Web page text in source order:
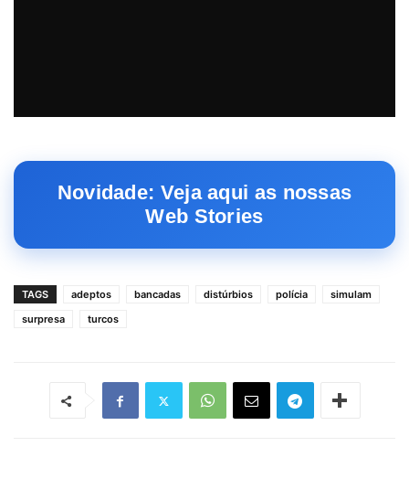
Novidade: Veja aqui as nossas
Web Stories
TAGS adeptos bancadas distúrbios polícia
simulam
surpresa
turcos